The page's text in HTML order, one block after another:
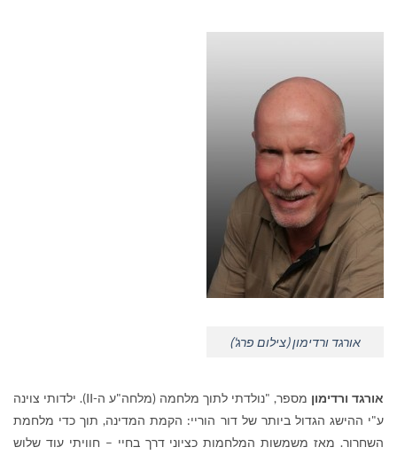
אורגד ורדימון (צילום פרג')
אורגד ורדימון מספר, "נולדתי לתוך מלחמה (מלחה"ע ה-II). ילדותי צוינה
ע"י ההישג הגדול ביותר של דור הוריי: הקמת המדינה, תוך כדי מלחמת
השחרור. מאז משמשות המלחמות כציוני דרך בחיי – חוויתי עוד שלוש